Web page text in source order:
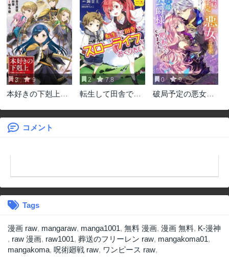
3 9
本好きの下剋上
2 7.8
転生して田舎でス
0 9
破局予定の悪女の
コメント
Tags
漫画 raw, mangaraw, manga1001, 無料 漫画, 漫画 無料, K-漫神
, raw 漫画, raw1001, 葬送のフリーレン raw, mangakoma01,
mangakoma, 呪術廻戦 raw, ワンピース raw,